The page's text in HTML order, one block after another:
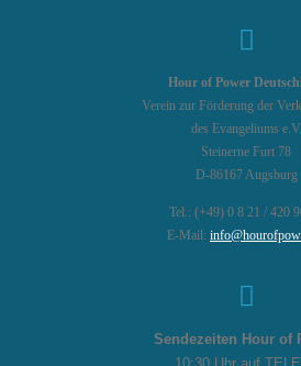
Hour of Power
Verein zur Förderung der
des Evangeliums e.V.
Steinerne Furt 78
D-86167 Augsburg
Tel.: (+49) 0 8 21 / 420
E-Mail:
Sendezeiten Hour of